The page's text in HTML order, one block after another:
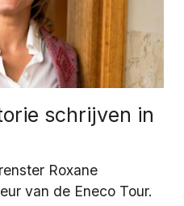
schrijven in
Roxane
van de Eneco Tour.